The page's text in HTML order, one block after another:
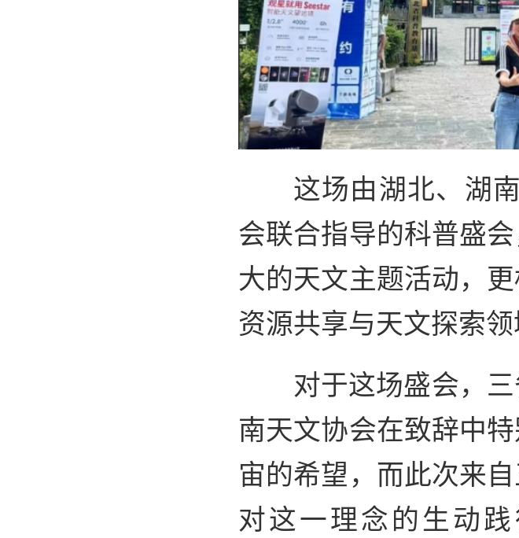
这场由湖北、湖
会联合指导的科普盛
大的天文主题活动，
资源共享与天文探索
对于这场盛会，
南天文协会在致辞中
宙的希望，而此次来
对这一理念的生动